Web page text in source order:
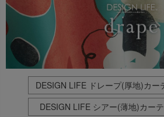
なお、今後の被害状況や交通規制など
サービスへの影響が変更となる場合が
お客さまにはご不便をおかけいたし
りますようお願い申し上げます。
詳しくはこちら
出荷センターも休業となりますため
商品の出荷は
2026年8月18日(火)
以降
オーダー商品など、詳しくはこち
DESIGN LIFE ドレープ(厚地)カー
DESIGN LIFE シアー(薄地)カー